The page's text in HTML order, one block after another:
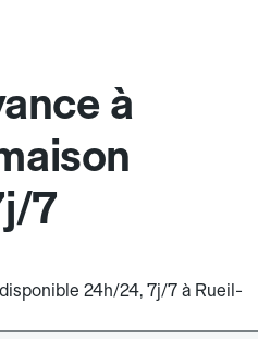
à
7
24h/24, 7j/7 à Rueil-